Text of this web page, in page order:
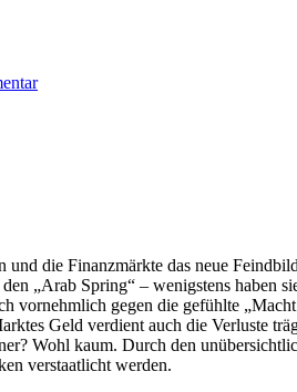
die Finanzmärkte das neue
„Arab Spring“ – wenigstens haben
gegen die gefühlte
Geld verdient auch die Verluste
Wohl kaum. Durch den
verstaatlicht werden.